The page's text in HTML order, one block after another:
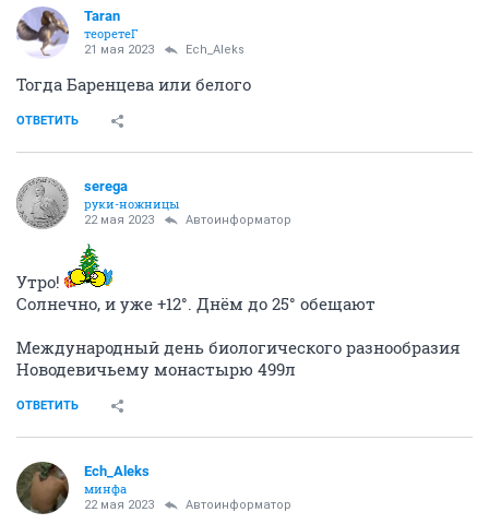
Taran
теоретеГ
21 мая 2023 Ech_Aleks
Тогда Баренцева или белого
ОТВЕТИТЬ
serega
руки-ножницы
22 мая 2023 Автоинформатор
Утро!
Солнечно, и уже +12°. Днём до 25° обещают
Международный день биологического разнообразия
Новодевичьему монастырю 499л
ОТВЕТИТЬ
Ech_Aleks
минфа
22 мая 2023 Автоинформатор